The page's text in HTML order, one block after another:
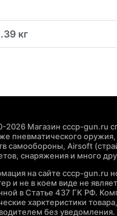
кг
2026 Магазин cccp-gun.ru
пневматического оружия,
самообороны, Airsoft
снаряжения и много
на сайте cccp-gun.ru
и не в коем виде не
в Статье 437 ГК РФ.
харктеристики
без уведомления.